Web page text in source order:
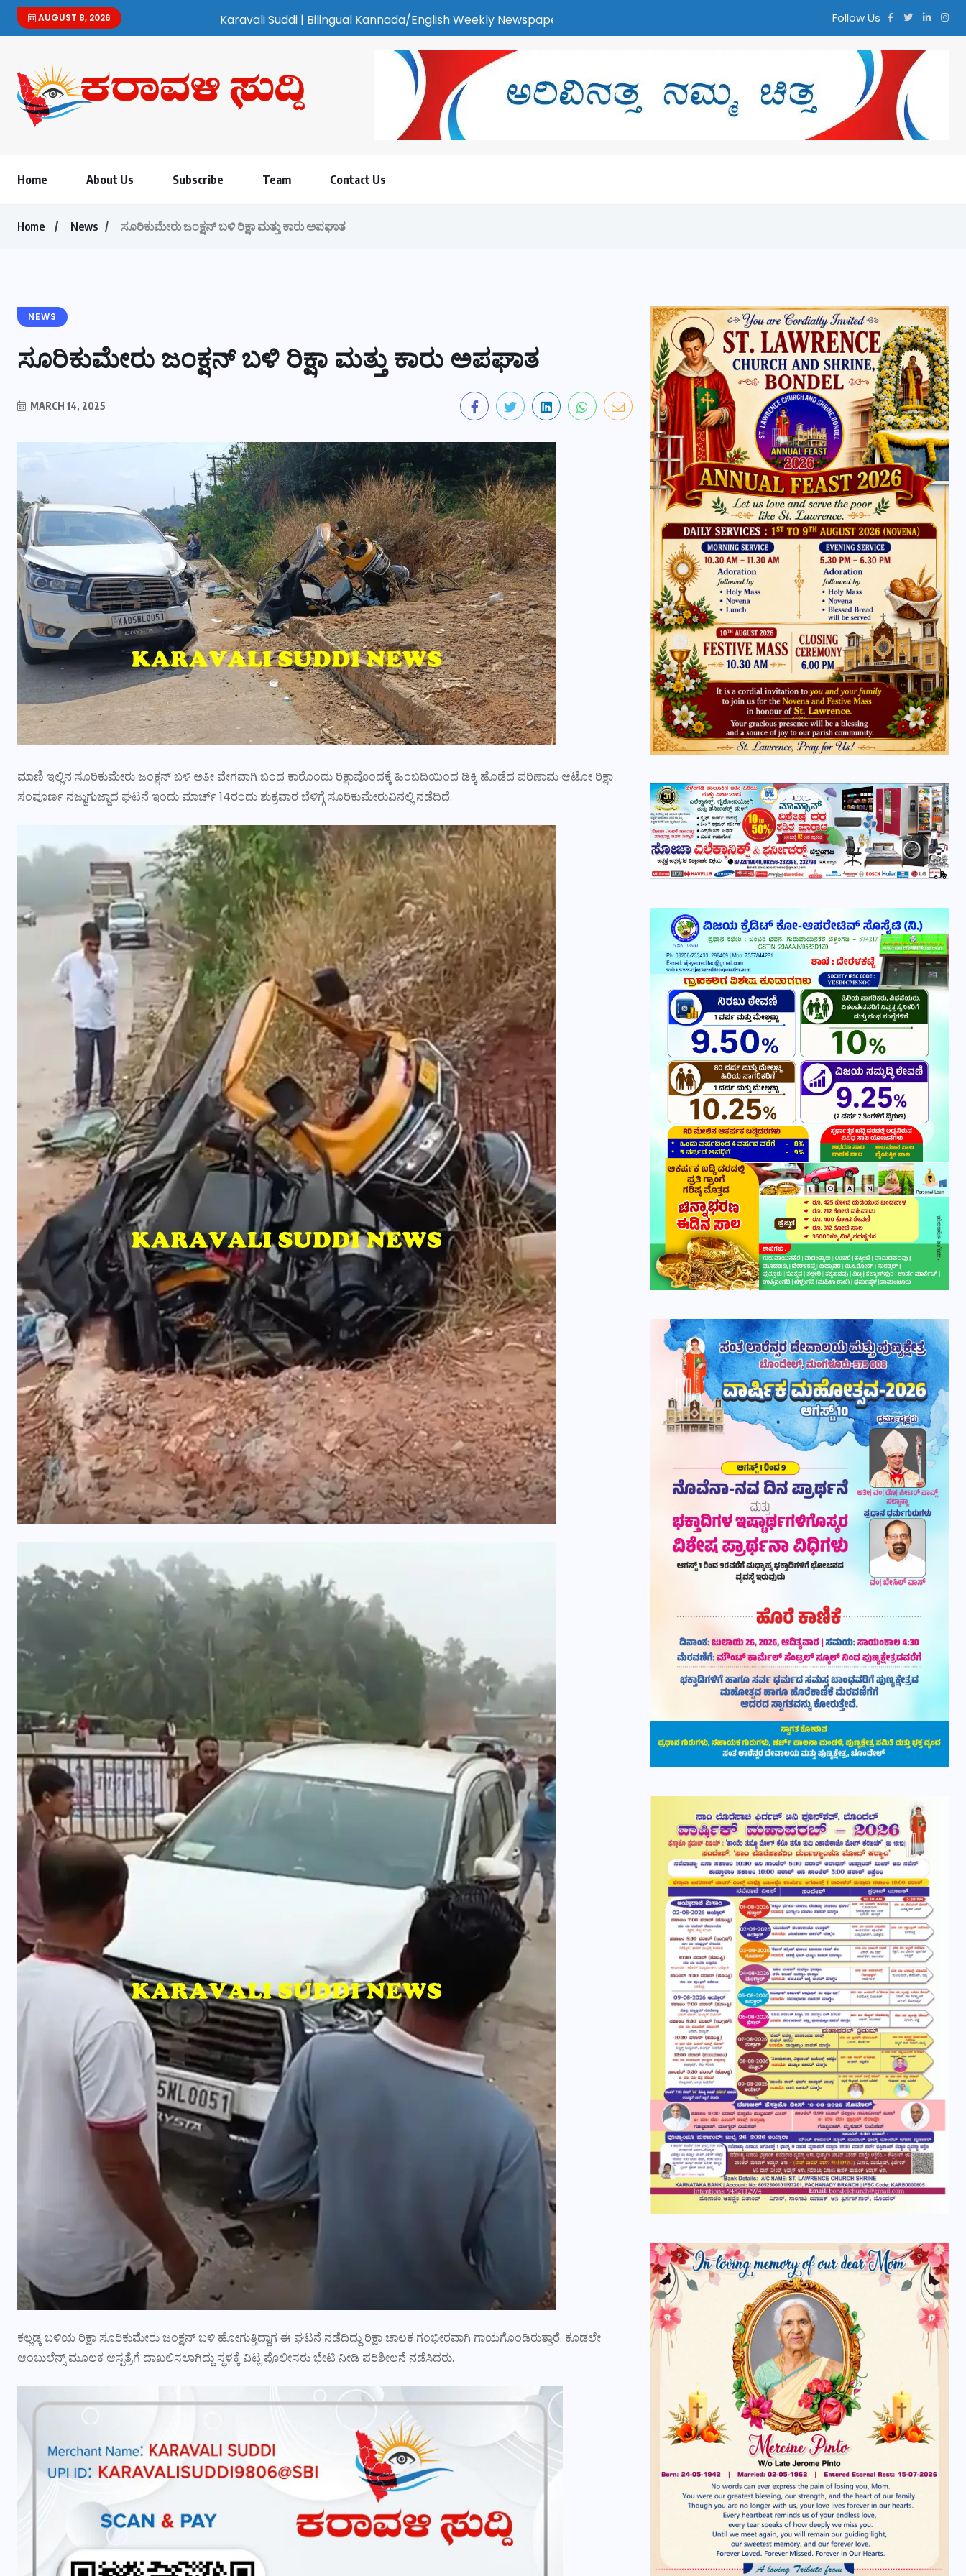
AUGUST 8, 2026Karavali Suddi | Bilingual Kannada/English Weekly Newspaper | ಕರಾವಳಿ ಸುದ್ದಿ - ಅರವಿನತ್ತ ನಮ್ಮ ಚಿತ್ತ Follow Us
Home About Us Subscribe Team Contact Us
Home News ಸೂರಿಕುಮೇರು ಜಂಕ್ಷನ್ ಬಳಿ ರಿಕ್ಷಾ ಮತ್ತು ಕಾರು ಅಪಘಾತ
NEWS
ಸೂರಿಕುಮೇರು ಜಂಕ್ಷನ್ ಬಳಿ ರಿಕ್ಷಾ ಮತ್ತು ಕಾರು ಅಪಘಾತ
MARCH 14, 2025
ಮಾಣಿ ಇಲ್ಲಿನ ಸೂರಿಕುಮೇರು ಜಂಕ್ಷನ್ ಬಳಿ ಅತೀ ವೇಗವಾಗಿ ಬಂದ ಕಾರೊಂದು ರಿಕ್ಷಾವೊಂದಕ್ಕೆ ಹಿಂಬದಿಯಿಂದ ಡಿಕ್ಕಿ ಹೊಡೆದ ಪರಿಣಾಮ ಆಟೋ ರಿಕ್ಷಾ
ಸಂಪೂರ್ಣ ನಜ್ಜುಗುಜ್ಜಾದ ಘಟನೆ ಇಂದು ಮಾರ್ಚ್ 14ರಂದು ಶುಕ್ರವಾರ ಬೆಳಿಗ್ಗೆ ಸೂರಿಕುಮೇರುವಿನಲ್ಲಿ ನಡೆದಿದೆ.
ಕಲ್ಲಡ್ಕ ಬಳಿಯ ರಿಕ್ಷಾ ಸೂರಿಕುಮೇರು ಜಂಕ್ಷನ್ ಬಳಿ ಹೋಗುತ್ತಿದ್ದಾಗ ಈ ಘಟನೆ ನಡೆದಿದ್ದು ರಿಕ್ಷಾ ಚಾಲಕ ಗಂಭೀರವಾಗಿ ಗಾಯಗೊಂಡಿರುತ್ತಾರೆ. ಕೂಡಲೇ
ಆಂಬುಲೆನ್ಸ್ ಮೂಲಕ ಆಸ್ಪತ್ರೆಗೆ ದಾಖಲಿಸಲಾಗಿದ್ದು ಸ್ಥಳಕ್ಕೆ ವಿಟ್ಲ ಪೊಲೀಸರು ಭೇಟಿ ನೀಡಿ ಪರಿಶೀಲನೆ ನಡೆಸಿದರು.